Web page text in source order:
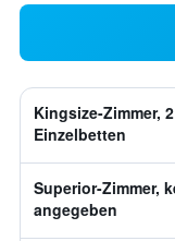
Kingsize-Zimmer, 2
Einzelbetten
Superior-Zimmer,
angegeben